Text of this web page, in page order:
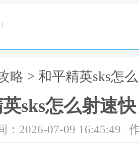
略 > 和平精英sks怎
sks怎么射速
：2026-07-09 16:45:49